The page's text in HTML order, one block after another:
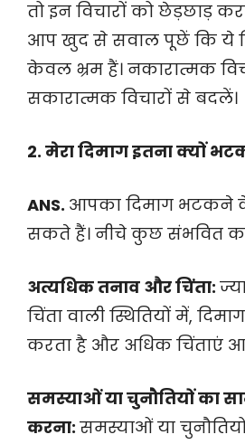
तो इन विचारों को छेड़छाड़
आप खुद से सवाल पूछें कि ये
केवल भ्रम हैं। नकारात्मक
सकारात्मक विचारों से बदलें।
2. मेरा दिमाग इतना क्यों
ANS. आपका दिमाग भटकने
सकते हैं। नीचे कुछ संभवित
अत्यधिक तनाव और चिंता:
चिंता वाली स्थितियों में,
करता है और अधिक चिंताएं
समस्याओं या चुनौतियों का
करना: समस्याओं या